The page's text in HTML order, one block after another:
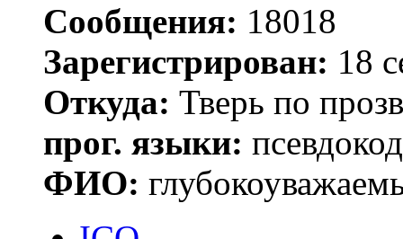
Сообщения: 18018
Зарегистрирован: 18
Откуда: Тверь по
прог. языки:
ФИО: